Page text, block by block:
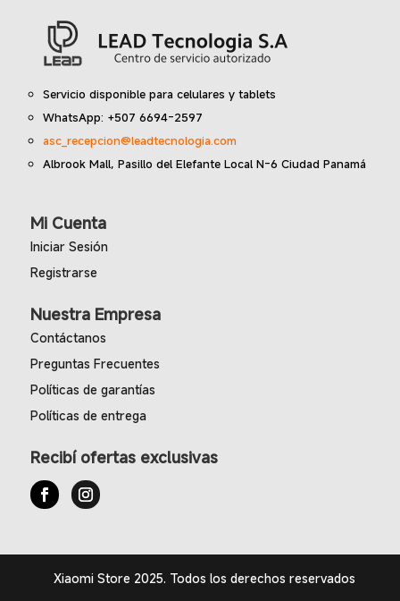
Servicio disponible para celulares y tablets
WhatsApp: +507 6694-2597
asc_recepcion@leadtecnologia.com
Albrook Mall, Pasillo del Elefante Local N-6 Ciudad Panamá
Mi Cuenta
Iniciar Sesión
Registrarse
Nuestra Empresa
Contáctanos
Preguntas Frecuentes
Políticas de garantías
Políticas de entrega
Recibí ofertas exclusivas
Xiaomi Store 2025. Todos los derechos reservados